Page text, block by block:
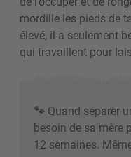
mordille les pieds de
élevé, il a seulement
qui travaillent pour
🐾 Quand séparer
besoin de sa mère
12 semaines.